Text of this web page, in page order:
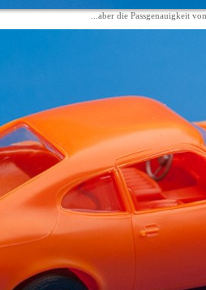
...aber die Passgenauigkeit